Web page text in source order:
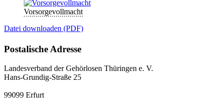
Vorsorgevollmacht
Datei downloaden (PDF)
Postalische Adresse
Landesverband der Gehörlosen Thüringen e. V.
Hans-Grundig-Straße 25
99099 Erfurt